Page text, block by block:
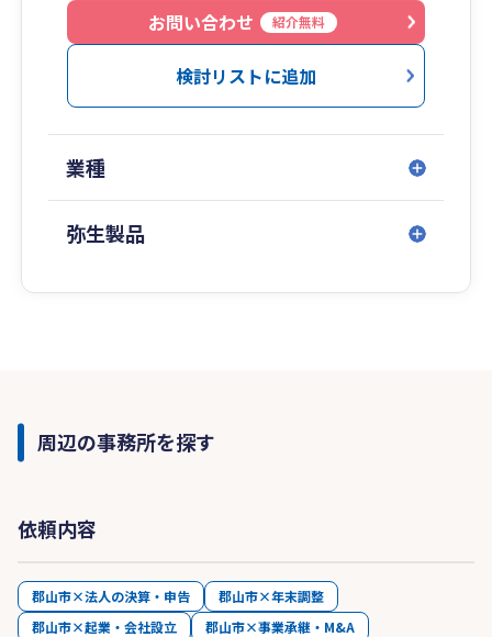
お問い合わせ
紹介無料
検討リストに追加
業種
弥生製品
周辺の事務所を探す
依頼内容
郡山市×法人の決算・申告
郡山市×年末調整
郡山市×起業・会社設立
郡山市×事業承継・M&A